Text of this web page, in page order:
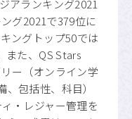
アランキング2021
グ2021で379位に
ングトップ50では
また、QS Stars
ー（オンライン学
包括性、科目）
・レジャー管理を